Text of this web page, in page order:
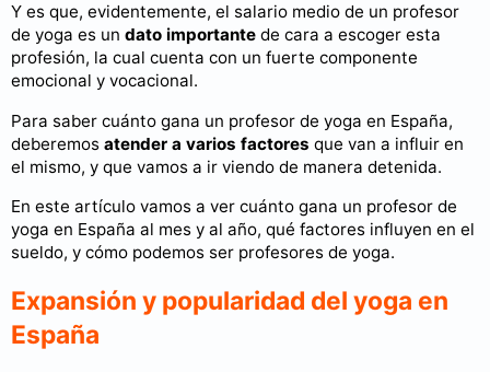
Y es que, evidentemente, el salario medio de un profesor
de yoga es un dato importante de cara a escoger esta
profesión, la cual cuenta con un fuerte componente
emocional y vocacional.
Para saber cuánto gana un profesor de yoga en España,
deberemos atender a varios factores que van a influir en
el mismo, y que vamos a ir viendo de manera detenida.
En este artículo vamos a ver cuánto gana un profesor de
yoga en España al mes y al año, qué factores influyen en el
sueldo, y cómo podemos ser profesores de yoga.
Expansión y popularidad del yoga en
España